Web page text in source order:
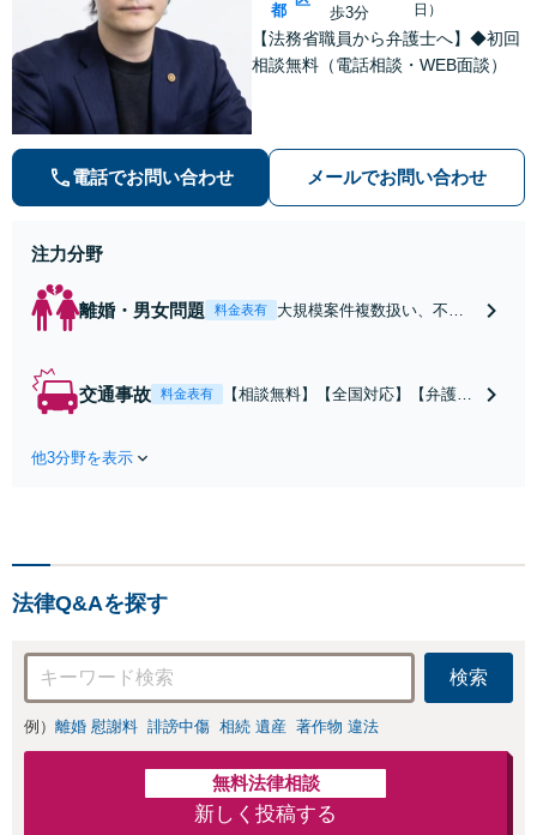
応可：開示請求の
意見照会が来たと
きの対処法、被害
者との示談交渉
都
歩3分
日）
【法務省職員から弁護士へ】◆初回
相談無料（電話相談・WEB面談）
電話でお問い合わせ メールでお問い合わせ
注力分野
離婚・男女問題 料金表有
大規模案件複数扱い、不貞
富
交通事故 料金表有
【相談無料】【全国対応】【弁護士
他3分野を表示
法律Q&Aを探す
検索
例） 離婚 慰謝料 誹謗中傷 相続 遺産 著作物 違法
無料法律相談
新しく投稿する